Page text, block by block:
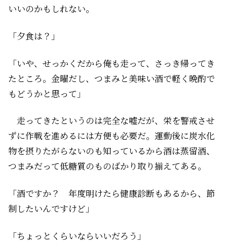
いいのかもしれない。
「夕食は？」
「いや、せっかくだから俺も走って、さっき帰ってき
たところ。金曜だし、つまみと美味い酒で軽く晩酌で
もどうかと思って」
走ってきたというのは完全な嘘だが、栄を警戒させ
ずに作戦を進めるには方便も必要だ。運動後に炭水化
物を摂りたがらないのも知っているから酒は蒸留酒、
つまみだって低糖質のものばかり取り揃えてある。
「酒ですか？ 年度明けたら健康診断もあるから、節
制したいんですけど」
「ちょっとくらいならいいだろう」